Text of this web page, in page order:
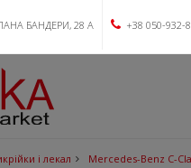
БАНДЕРИ, 28 А +38 050-932-
і лекал Mercedes-Benz C-